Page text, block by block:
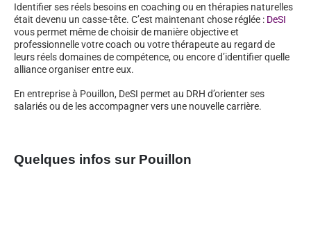
Identifier ses réels besoins en coaching ou en thérapies naturelles
était devenu un casse-tête. C’est maintenant chose réglée : DeSI
vous permet même de choisir de manière objective et
professionnelle votre coach ou votre thérapeute au regard de
leurs réels domaines de compétence, ou encore d’identifier quelle
alliance organiser entre eux.
En entreprise à Pouillon, DeSI permet au DRH d’orienter ses
salariés ou de les accompagner vers une nouvelle carrière.
Quelques infos sur Pouillon